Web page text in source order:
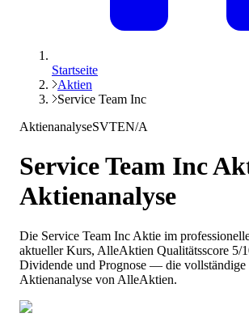
Startseite
Aktien
Service Team Inc
AktienanalyseSVTEN/A
Service Team Inc
Aktienanalyse
Die Service Team Inc Aktie im
aktueller Kurs, AlleAktien Qualitätsscore 5/
Dividende und Prognose — die vollständige
Aktienanalyse von AlleAktien.